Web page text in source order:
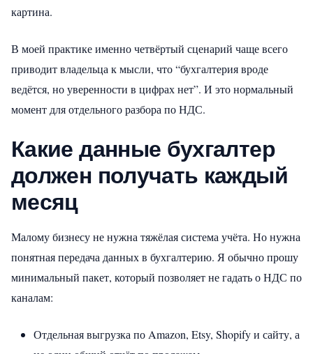
картина.
В моей практике именно четвёртый сценарий чаще всего
приводит владельца к мысли, что “бухгалтерия вроде
ведётся, но уверенности в цифрах нет”. И это нормальный
момент для отдельного разбора по НДС.
Какие данные бухгалтер
должен получать каждый
месяц
Малому бизнесу не нужна тяжёлая система учёта. Но нужна
понятная передача данных в бухгалтерию. Я обычно прошу
минимальный пакет, который позволяет не гадать о НДС по
каналам:
Отдельная выгрузка по Amazon, Etsy, Shopify и сайту, а